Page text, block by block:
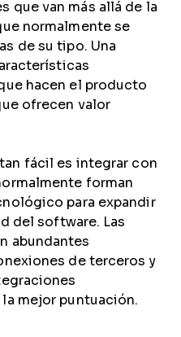
que van más allá de la
normalmente se
de su tipo. Una
hacen el producto
ofrecen valor
fácil es integrar con
forman
para expandir
del software. Las
abundantes
de terceros y
mejor puntuación.